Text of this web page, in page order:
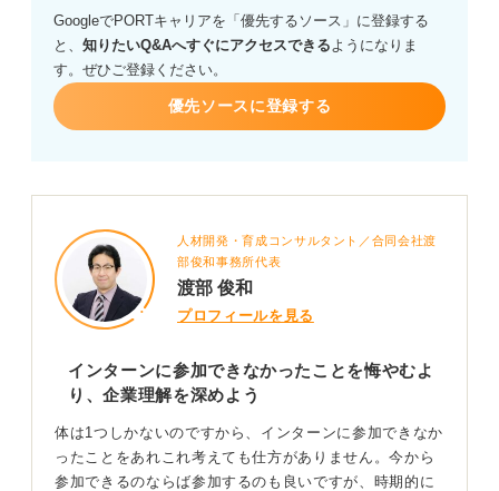
そのため、インターンに行ってない私は就活で不利にな
ってしまうのではと心配です。
コロナの影響も伴って倍率も引きあがっていると伺いま
今からインターンに参加するというのは手遅れになりま
すか？
またもし引き続きインターンに行かないのであれば、何
をしたら就活で有利になりますか？
GoogleでPORTキャリアを「優先するソース」に登録する
と、 知りたいQ&Aへすぐにアクセスできるようになりま
す。ぜひご登録ください。
優先ソースに登録する
人材開発・育成コンサルタント／合同会社渡
部俊和事務所代表
渡部 俊和
プロフィールを見る
インターンに参加できなかったことを悔やむよ
り、企業理解を深めよう
体は1つしかないのですから、インターンに参加できなか
ったことをあれこれ考えても仕方がありません。今から
参加できるのならば参加するのも良いですが、時期的に